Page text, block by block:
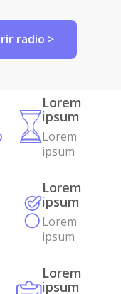
radio >
Lorem
ipsum
Lorem
ipsum
Lorem
ipsum
Lorem
ipsum
Lorem
ipsum